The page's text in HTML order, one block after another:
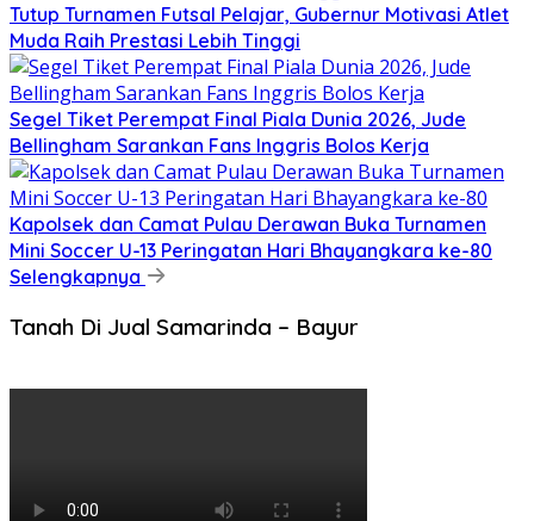
Tutup Turnamen Futsal Pelajar, Gubernur Motivasi Atlet
Muda Raih Prestasi Lebih Tinggi
Segel Tiket Perempat Final Piala Dunia 2026, Jude
Bellingham Sarankan Fans Inggris Bolos Kerja
Kapolsek dan Camat Pulau Derawan Buka Turnamen
Mini Soccer U-13 Peringatan Hari Bhayangkara ke-80
Selengkapnya
Tanah Di Jual Samarinda – Bayur